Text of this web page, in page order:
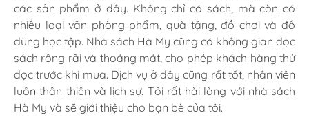
các sản phẩm ở đây. Không chỉ có sách, mà còn có
nhiều loại văn phòng phẩm, quà tặng, đồ chơi và đồ
dùng học tập. Nhà sách Hà My cũng có không gian đọc
sách rộng rãi và thoáng mát, cho phép khách hàng thử
đọc trước khi mua. Dịch vụ ở đây cũng rất tốt, nhân viên
luôn thân thiện và lịch sự. Tôi rất hài lòng với nhà sách
Hà My và sẽ giới thiệu cho bạn bè của tôi.
học, kinh tế, đến sách thiếu nhi, sách ngoại ngữ và sách
kỹ năng sống. Nhân viên ở đây rất thân thiện và cực
nhiệt tình, luôn tư vấn và giúp đỡ khách hàng. Dịch vụ
giao hàng cũng rất nhanh chóng và tiện lợi. Tôi sẽ tiếp
tục ủng hộ nhà sách Hà My trong tương lai.
Chiều làm zìa hay chở bồ vào đây tô tượng... cũng vui.